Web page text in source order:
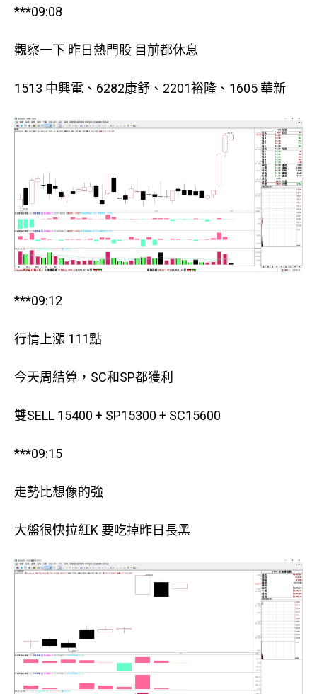
***09:08
觀察一下 昨日熱門股 目前都休息
1513 中興電、6282康舒、2201裕隆、1605 華新
***09:12
行情上漲 111點
今天周結算，SC和SP都獲利
雙SELL 15400 + SP15300 + SC15600
***09:15
走勢比想像的強
大盤很快拉紅K 要吃掉昨日長黑